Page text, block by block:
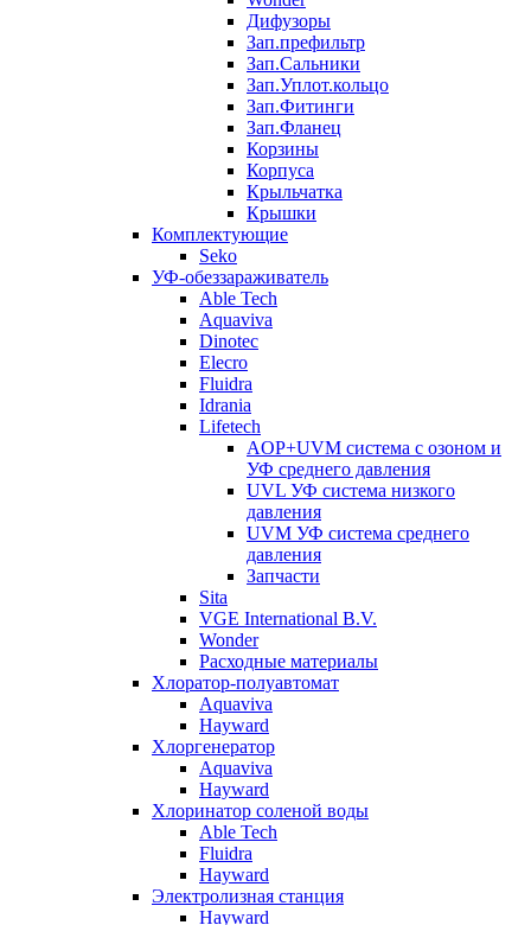
Дифузоры
Зап.префильтр
Зап.Сальники
Зап.Уплот.кольцо
Зап.Фитинги
Зап.Фланец
Корзины
Корпуcа
Крыльчатка
Крышки
Комплектующие
Seko
УФ-обеззараживатель
Able Tech
Aquaviva
Dinotec
Elecro
Fluidra
Idrania
Lifetech
AOP+UVM система с озоном и
УФ среднего давления
UVL УФ система низкого
давления
UVM УФ система среднего
давления
Запчасти
Sita
VGE International B.V.
Wonder
Расходные материалы
Хлоратор-полуавтомат
Aquaviva
Hayward
Хлоргенератор
Aquaviva
Hayward
Хлоринатор соленой воды
Able Tech
Fluidra
Hayward
Электролизная станция
Hayward